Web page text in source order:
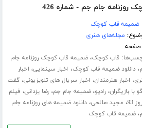
جام جم - شماره 426
ضمیمه قاب کوچک
مجله‌های هنری
قاب کوچک،ضمیمه قاب کوچک روزنامه جام
،دانلود ضمیمه قاب کوچک، اخبار سینمایی، اخبار
، اخبار هنرمندان، اخبار سریال های تلویزیونی،گفت
با بازیگران،رادیو،ضمیمه جام جم،رضا یزدانی، فیلم
93
، مجید صالحی،دانلود ضمیمه های روزنامه جام
،ضمیمه قاب کوچک